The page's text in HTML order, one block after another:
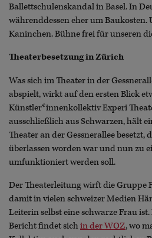
Ballettschulenskandal in Basel. In
währenddessen eher um Baukosten.
Kaninchen. Bühne frei für unseren
Theaterbesetzung in Zürich
Was sich im Theater in der
abspielt, wirkt auf den ersten Blick
Künstler*innenkollektiv Experi
ausschließlich aus Schwarzen, hält
Theater an der Gessnerallee besetzt,
überlassen worden war und nun zu
umfunktioniert werden soll.
Der Theaterleitung wirft die Gruppe
damit in vielen schweizer Medien
Leiterin selbst eine schwarze Frau
Bericht findet sichin der WOZ, wo